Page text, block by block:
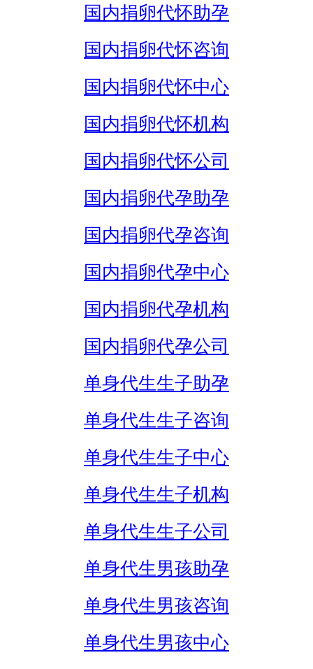
国内捐卵代怀助孕
国内捐卵代怀咨询
国内捐卵代怀中心
国内捐卵代怀机构
国内捐卵代怀公司
国内捐卵代孕助孕
国内捐卵代孕咨询
国内捐卵代孕中心
国内捐卵代孕机构
国内捐卵代孕公司
单身代生生子助孕
单身代生生子咨询
单身代生生子中心
单身代生生子机构
单身代生生子公司
单身代生男孩助孕
单身代生男孩咨询
单身代生男孩中心